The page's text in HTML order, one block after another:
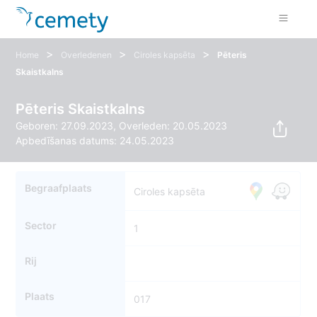
Home > Overledenen > Ciroles kapsēta >
Pēteris
Skaistkalns
Pēteris Skaistkalns
Geboren: 27.09.2023, Overleden: 20.05.2023
Apbedīšanas datums: 24.05.2023
Begraafplaats Ciroles kapsēta
Sector 1
Rij
Plaats 017